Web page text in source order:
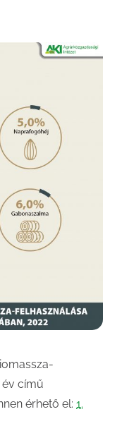
év című
érhető el: 1.